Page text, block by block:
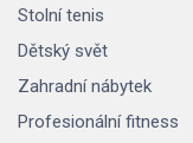
Stolní tenis
Dětský svět
Zahradní nábytek
Profesionální fitness